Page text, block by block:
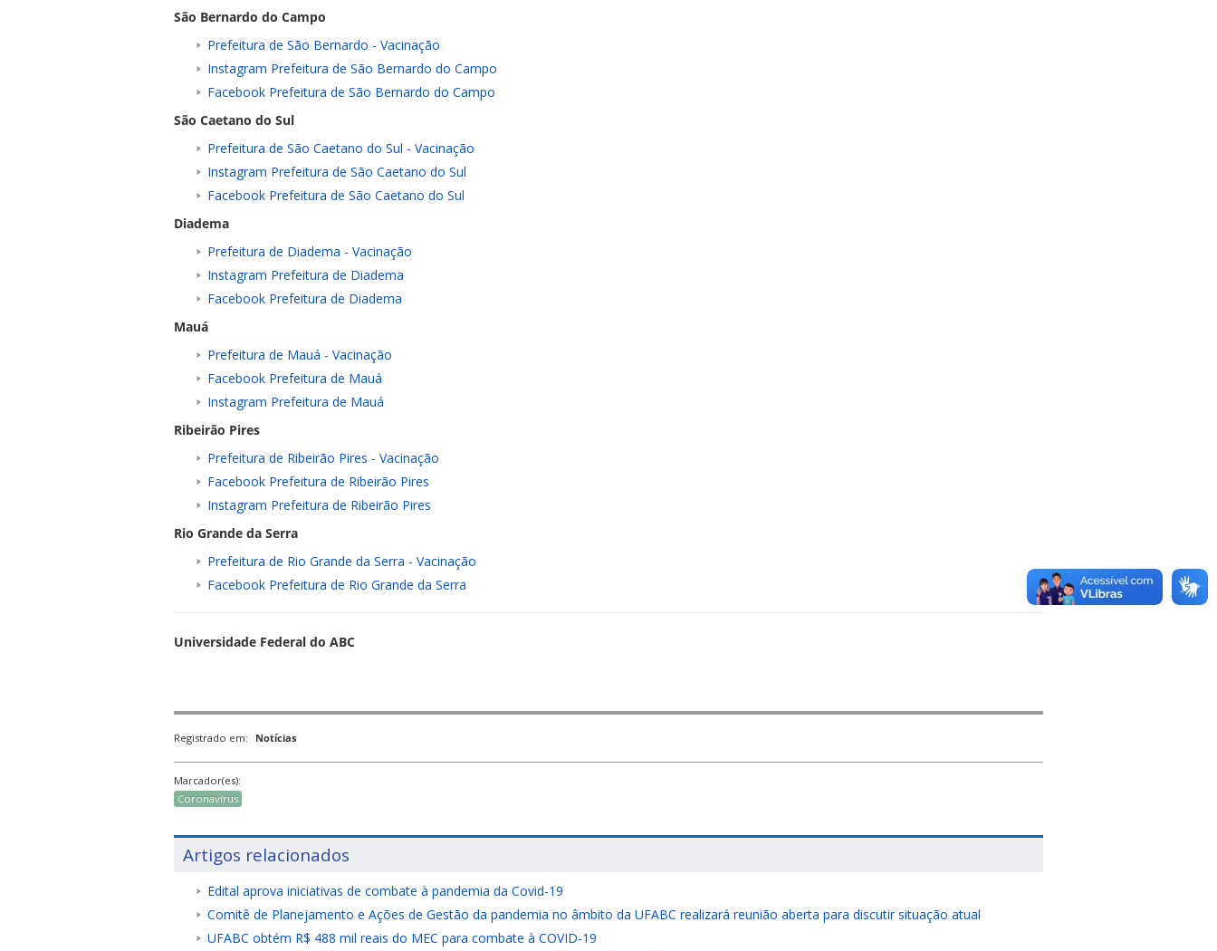
São Bernardo do Campo
Prefeitura de São Bernardo - Vacinação
Instagram Prefeitura de São Bernardo do Campo
Facebook Prefeitura de São Bernardo do Campo
São Caetano do Sul
Prefeitura de São Caetano do Sul - Vacinação
Instagram Prefeitura de São Caetano do Sul
Facebook Prefeitura de São Caetano do Sul
Diadema
Prefeitura de Diadema - Vacinação
Instagram Prefeitura de Diadema
Facebook Prefeitura de Diadema
Mauá
Prefeitura de Mauá - Vacinação
Facebook Prefeitura de Mauá
Instagram Prefeitura de Mauá
Ribeirão Pires
Prefeitura de Ribeirão Pires - Vacinação
Facebook Prefeitura de Ribeirão Pires
Instagram Prefeitura de Ribeirão Pires
Rio Grande da Serra
Prefeitura de Rio Grande da Serra - Vacinação
Facebook Prefeitura de Rio Grande da Serra
Universidade Federal do ABC
Registrado em: Notícias
Marcador(es):
Coronavírus
Artigos relacionados
Edital aprova iniciativas de combate à pandemia da Covid-19
Comitê de Planejamento e Ações de Gestão da pandemia no âmbito da UFABC realizará reunião aberta para discutir situação atual
UFABC obtém R$ 488 mil reais do MEC para combate à COVID-19